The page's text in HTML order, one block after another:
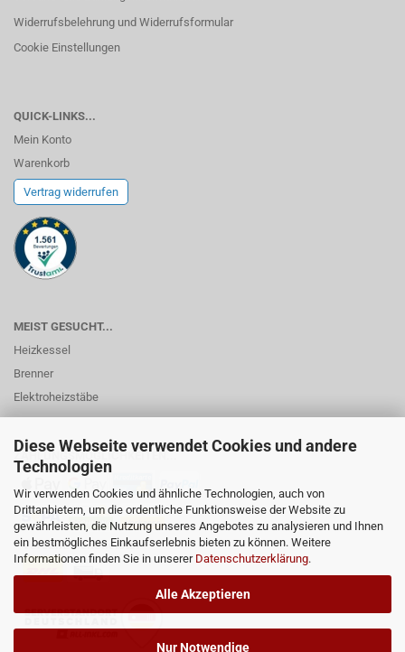
Diese Webseite verwendet Cookies und andere
Technologien
Wir verwenden Cookies und ähnliche Technologien, auch von
Drittanbietern, um die ordentliche Funktionsweise der Website zu
gewährleisten, die Nutzung unseres Angebotes zu analysieren und Ihnen
ein bestmögliches Einkaufserlebnis bieten zu können. Weitere
Informationen finden Sie in unserer Datenschutzerklärung.
Alle Akzeptieren
Nur Notwendige
Widerrufsbelehrung und Widerrufsformular
Cookie Einstellungen
QUICK-LINKS...
Mein Konto
Warenkorb
Vertrag widerrufen
MEIST GESUCHT...
Heizkessel
Brenner
Elektroheizstäbe
ZAHLUNGSMÖGLICHKEITEN...